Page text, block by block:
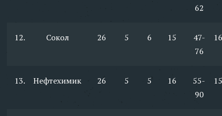
62
12. Сокол 26 5 6 15
47-
76
16
13. Нефтехимик 26 5 5 16
55-
90
15